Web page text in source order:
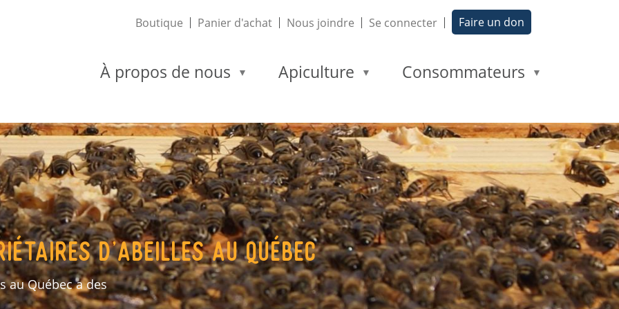
Boutique Panier d'achat Nous joindre Se connecter Faire un don
À propos de nous Apiculture Consommateurs
d’abeilles au Québec
au Québec a des